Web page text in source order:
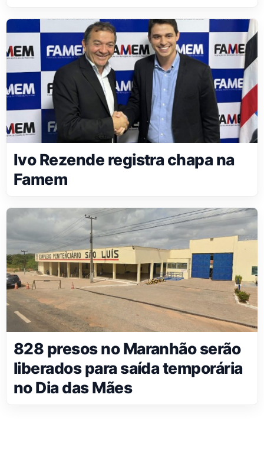
Ivo Rezende registra chapa na
Famem
828 presos no Maranhão serão
liberados para saída temporária
no Dia das Mães